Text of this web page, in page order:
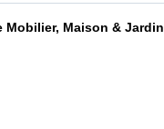
Mobilier, Maison & Jardin